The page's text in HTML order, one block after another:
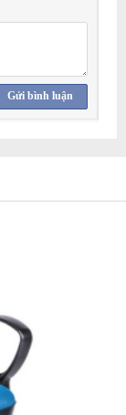
Gửi bình luận